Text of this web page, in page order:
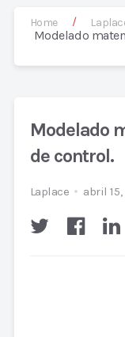
Home /
Modelado
Modelado
de control.
Laplace abril